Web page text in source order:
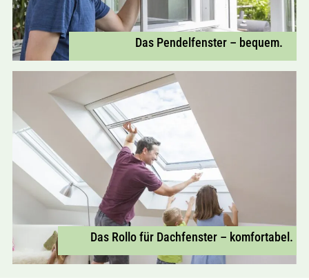
Das Pendelfenster – bequem.
Das Rollo für Dachfenster – komfortabel.